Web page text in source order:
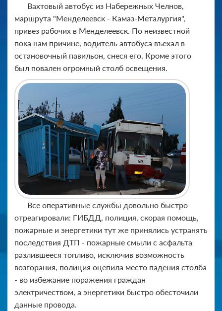
Вахтовый автобус из Набережных Челнов,
маршрута "Менделеевск - Камаз-Металургия",
привез рабочих в Менделеевск. По неизвестной
пока нам причине, водитель автобуса въехал в
остановочный павильон, снеся его. Кроме этого
был повален огромный столб освещения.
Все оперативные службы довольно быстро
отреагировали: ГИБДД, полиция, скорая помощь,
пожарные и энергетики тут же принялись устранять
последствия ДТП - пожарные смыли с асфальта
разлившееся топливо, исключив возможность
возгорания, полиция оцепила место падения столба
- во избежание поражения граждан
электричеством, а энергетики быстро обесточили
данные провода.